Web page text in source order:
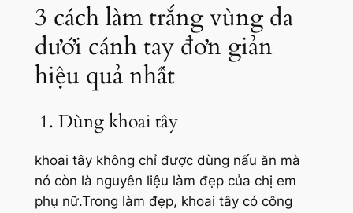
3 cách làm trắng vùng da
dưới cánh tay đơn giản
hiệu quả nhất
1. Dùng khoai tây
khoai tây không chỉ được dùng nấu ăn mà
nó còn là nguyên liệu làm đẹp của chị em
phụ nữ.Trong làm đẹp, khoai tây có công